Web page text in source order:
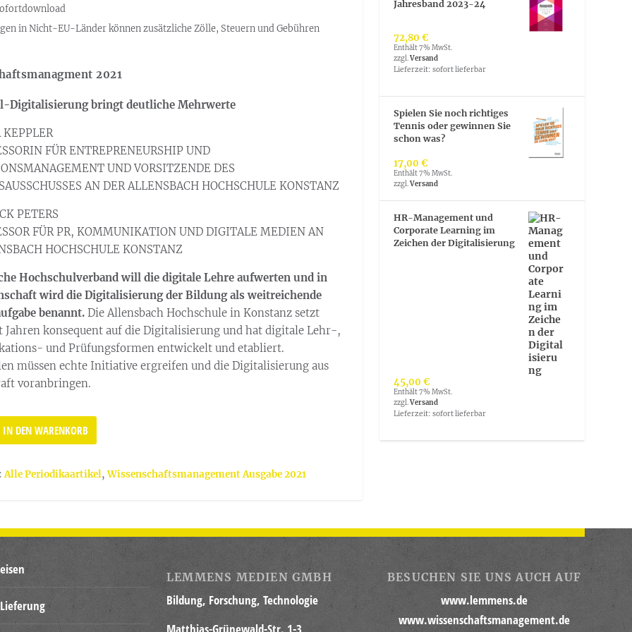
in Nicht-EU-Länder können zusätzliche Zölle, Steuern und Gebühren
2021
Digitalisierung bringt deutliche Mehrwerte
KEPPLER
FÜR ENTREPRENEURSHIP UND
UND VORSITZENDE DES
AN DER ALLENSBACH HOCHSCHULE KONSTANZ
PETERS
FÜR PR, KOMMUNIKATION UND DIGITALE MEDIEN AN
HOCHSCHULE KONSTANZ
Hochschulverband will die digitale Lehre aufwerten und in
wird die Digitalisierung der Bildung als weitreichende
benannt.Die Allensbach Hochschule in Konstanz setzt
Jahren konsequent auf die Digitalisierung und hat digitale Lehr-,
und Prüfungsformen entwickelt und etabliert.
müssen echte Initiative ergreifen und die Digitalisierung aus
voranbringen.
IN DEN WARENKORB
Alle Periodikaartikel,Wissenschaftsmanagement Ausgabe 2021
Jahresband 2023-24
72,80€
Enthält 7% MwSt.
zzgl.Versand
Lieferzeit: sofort lieferbar
Spielen Sie noch richtiges
Tennis oder gewinnen Sie
schon was?
17,00€
Enthält 7% MwSt.
zzgl.Versand
HR-Management und
Corporate Learning im
Zeichen der Digitalisierung
45,00€
Enthält 7% MwSt.
zzgl.Versand
Lieferzeit: sofort lieferbar
LEMMENS MEDIEN GMBH
Bildung, Forschung, Technologie
Matthias-Grünewald-Str. 1-3
BESUCHEN SIE UNS AUCH AUF
www.lemmens.de
www.wissenschaftsmanagement.de